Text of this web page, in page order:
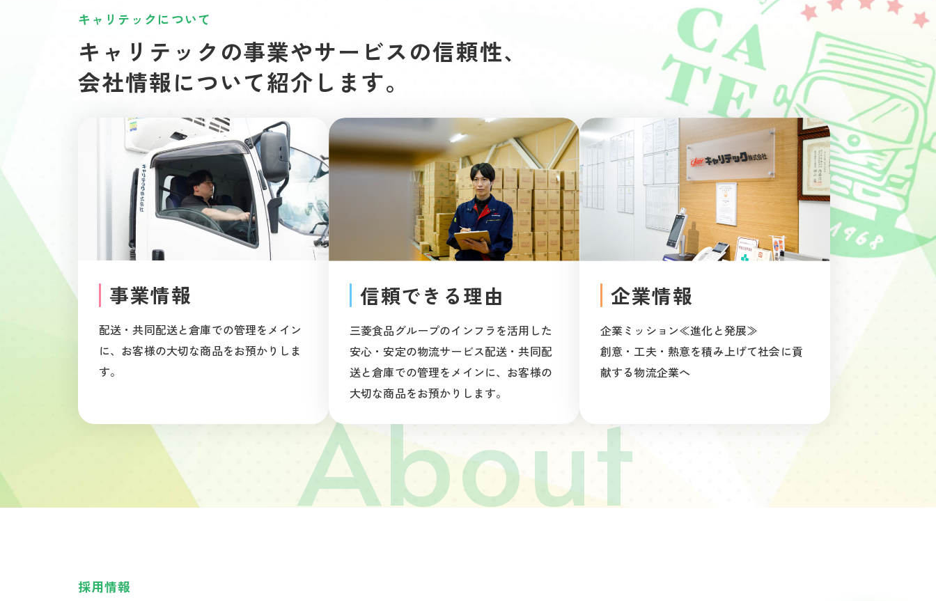
キャリテックについて
キャリテックの事業やサービスの信頼性、
会社情報について紹介します。
事業情報
配送・共同配送と倉庫での管理をメイン
に、お客様の大切な商品をお預かりしま
す。
信頼できる理由
三菱食品グループのインフラを活用した
安心・安定の物流サービス配送・共同配
送と倉庫での管理をメインに、お客様の
大切な商品をお預かりします。
企業情報
企業ミッション≪進化と発展≫
創意・工夫・熱意を積み上げて社会に貢
献する物流企業へ
採用情報